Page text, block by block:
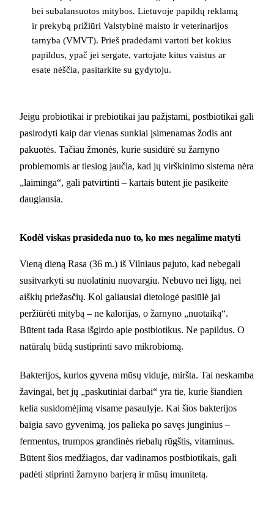
bei subalansuotos mitybos. Lietuvoje papildų reklamą
ir prekybą prižiūri Valstybinė maisto ir veterinarijos
tarnyba (VMVT). Prieš pradėdami vartoti bet kokius
papildus, ypač jei sergate, vartojate kitus vaistus ar
esate nėščia, pasitarkite su gydytoju.
Jeigu probiotikai ir prebiotikai jau pažįstami, postbiotikai gali
pasirodyti kaip dar vienas sunkiai įsimenamas žodis ant
pakuotės. Tačiau žmonės, kurie susidūrė su žarnyno
problemomis ar tiesiog jaučia, kad jų virškinimo sistema nėra
„laiminga“, gali patvirtinti – kartais būtent jie pasikeitė
daugiausia.
Kodėl viskas prasideda nuo to, ko mes negalime matyti
Vieną dieną Rasa (36 m.) iš Vilniaus pajuto, kad nebegali
susitvarkyti su nuolatiniu nuovargiu. Nebuvo nei ligų, nei
aiškių priežasčių. Kol galiausiai dietologė pasiūlė jai
peržiūrėti mitybą – ne kalorijas, o žarnyno „nuotaiką“.
Būtent tada Rasa išgirdo apie postbiotikus. Ne papildus. O
natūralų būdą sustiprinti savo mikrobiomą.
Bakterijos, kurios gyvena mūsų viduje, miršta. Tai neskamba
žavingai, bet jų „paskutiniai darbai“ yra tie, kurie šiandien
kelia susidomėjimą visame pasaulyje. Kai šios bakterijos
baigia savo gyvenimą, jos palieka po savęs junginius –
fermentus, trumpos grandinės riebalų rūgštis, vitaminus.
Būtent šios medžiagos, dar vadinamos postbiotikais, gali
padėti stiprinti žarnyno barjerą ir mūsų imunitetą.